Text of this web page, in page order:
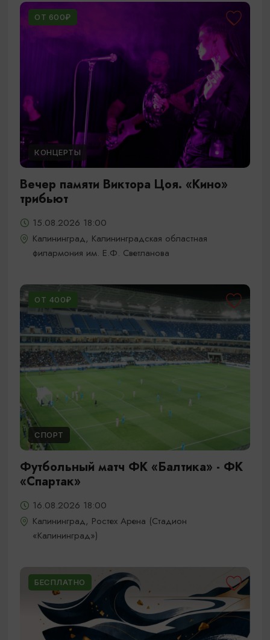
ОТ 600₽
КОНЦЕРТЫ
Вечер памяти Виктора Цоя. «Кино»
трибьют
15.08.2026 18:00
Калининград, Калининградская областная
филармония им. Е.Ф. Светланова
ОТ 400₽
СПОРТ
Футбольный матч ФК «Балтика» - ФК
«Спартак»
16.08.2026 18:00
Калининград, Ростех Арена (Стадион
«Калининград»)
БЕСПЛАТНО